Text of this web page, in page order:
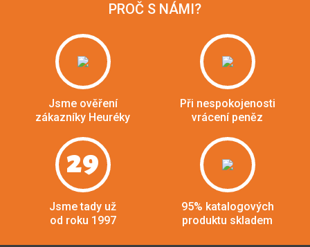
PROČ S NÁMI?
Jsme ověření
zákazníky Heuréky
Při nespokojenosti
vrácení peněz
29
Jsme tady už
od roku 1997
95% katalogových
produktu skladem